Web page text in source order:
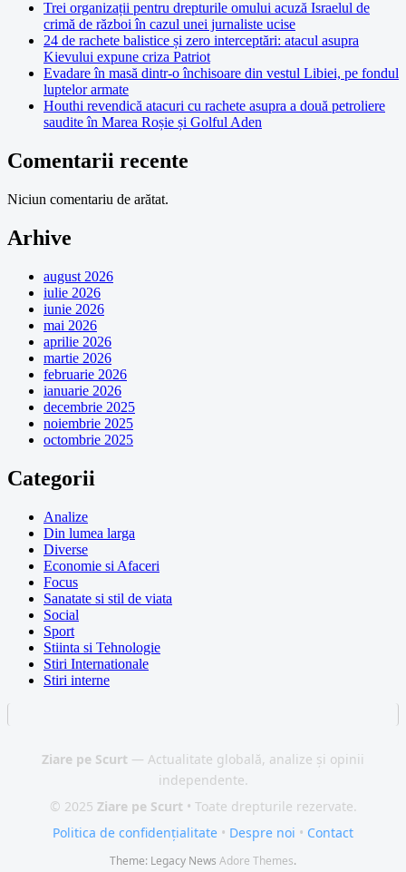
Trei organizații pentru drepturile omului acuză Israelul de
crimă de război în cazul unei jurnaliste ucise
24 de rachete balistice și zero interceptări: atacul asupra
Kievului expune criza Patriot
Evadare în masă dintr-o închisoare din vestul Libiei, pe fondul
luptelor armate
Houthi revendică atacuri cu rachete asupra a două petroliere
saudite în Marea Roșie și Golful Aden
Comentarii recente
Niciun comentariu de arătat.
Arhive
august 2026
iulie 2026
iunie 2026
mai 2026
aprilie 2026
martie 2026
februarie 2026
ianuarie 2026
decembrie 2025
noiembrie 2025
octombrie 2025
Categorii
Analize
Din lumea larga
Diverse
Economie si Afaceri
Focus
Sanatate si stil de viata
Social
Sport
Stiinta si Tehnologie
Stiri Internationale
Stiri interne
Ziare pe Scurt — Actualitate globală, analize și opinii
independente.
© 2025 Ziare pe Scurt • Toate drepturile rezervate.
Politica de confidențialitate • Despre noi • Contact
Theme: Legacy News Adore Themes.